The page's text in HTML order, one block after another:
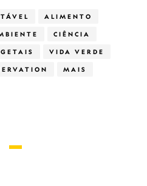
ALIMENTO
CIÊNCIA
VIDA VERDE
MAIS